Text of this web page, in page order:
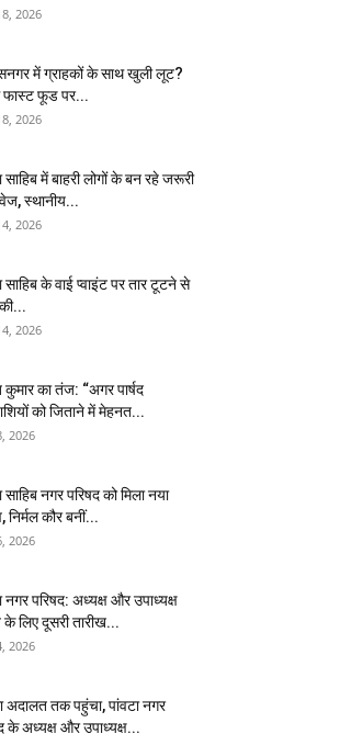
2026
में ग्राहकों के साथ खुली लूट?
फास्ट फूड पर...
2026
साहिब में बाहरी लोगों के बन रहे जरूरी
स्थानीय...
2026
साहिब के वाई प्वाइंट पर तार टूटने से
2026
कुमार का तंज: “अगर पार्षद
को जिताने में मेहनत...
2026
साहिब नगर परिषद को मिला नया
निर्मल कौर बनीं...
2026
नगर परिषद: अध्यक्ष और उपाध्यक्ष
के लिए दूसरी तारीख...
2026
अदालत तक पहुंचा, पांवटा नगर
के अध्यक्ष और उपाध्यक्ष...